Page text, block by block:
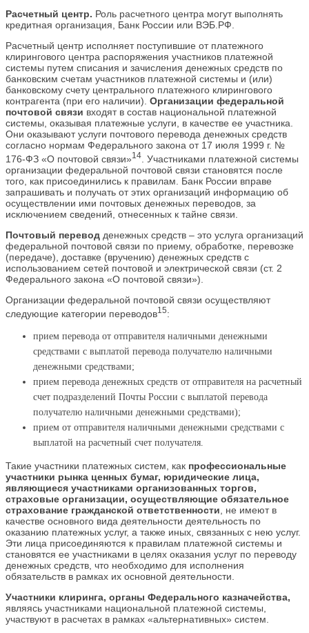
Расчетный центр. Роль расчетного центра могут выполнять
кредитная организация, Банк России или ВЭБ.РФ.
Расчетный центр исполняет поступившие от платежного
клирингового центра распоряжения участников платежной
системы путем списания и зачисления денежных средств по
банковским счетам участников платежной системы и (или)
банковскому счету центрального платежного клирингового
контрагента (при его наличии). Организации федеральной
почтовой связи входят в состав национальной платежной
системы, оказывая платежные услуги, в качестве ее участника.
Они оказывают услуги почтового перевода денежных средств
согласно нормам Федерального закона от 17 июля 1999 г. №
176-ФЗ «О почтовой связи»14
. Участниками платежной системы
организации федеральной почтовой связи становятся после
того, как присоединились к правилам. Банк России вправе
запрашивать и получать от этих организаций информацию об
осуществлении ими почтовых денежных переводов, за
исключением сведений, отнесенных к тайне связи.
Почтовый перевод денежных средств – это услуга организаций
федеральной почтовой связи по приему, обработке, перевозке
(передаче), доставке (вручению) денежных средств с
использованием сетей почтовой и электрической связи (ст. 2
Федерального закона «О почтовой связи»).
Организации федеральной почтовой связи осуществляют
следующие категории переводов15:
прием перевода от отправителя наличными денежными
средствами с выплатой перевода получателю наличными
денежными средствами;
прием перевода денежных средств от отправителя на расчетный
счет подразделений Почты России с выплатой перевода
получателю наличными денежными средствами);
прием от отправителя наличными денежными средствами с
выплатой на расчетный счет получателя.
Такие участники платежных систем, как профессиональные
участники рынка ценных бумаг, юридические лица,
являющиеся участниками организованных торгов,
страховые организации, осуществляющие обязательное
страхование гражданской ответственности , не имеют в
качестве основного вида деятельности деятельность по
оказанию платежных услуг, а также иных, связанных с нею услуг.
Эти лица присоединяются к правилам платежной системы и
становятся ее участниками в целях оказания услуг по переводу
денежных средств, что необходимо для исполнения
обязательств в рамках их основной деятельности.
Участники клиринга, органы Федерального казначейства,
являясь участниками национальной платежной системы,
участвуют в расчетах в рамках «альтернативных» систем.